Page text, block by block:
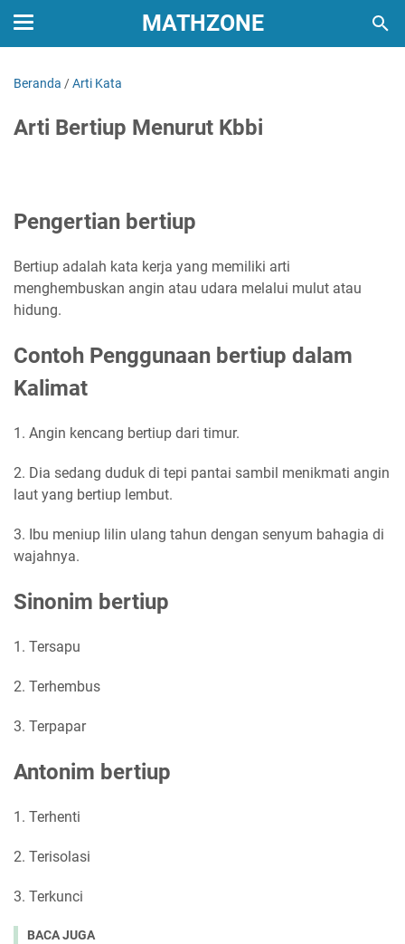
MATHZONE
Beranda /Arti Kata
Arti Bertiup Menurut Kbbi
Pengertian bertiup
Bertiup adalah kata kerja yang memiliki arti
menghembuskan angin atau udara melalui mulut atau
hidung.
Contoh Penggunaan bertiup dalam
Kalimat
1. Angin kencang bertiup dari timur.
2. Dia sedang duduk di tepi pantai sambil menikmati angin
laut yang bertiup lembut.
3. Ibu meniup lilin ulang tahun dengan senyum bahagia di
wajahnya.
Sinonim bertiup
1. Tersapu
2. Terhembus
3. Terpapar
Antonim bertiup
1. Terhenti
2. Terisolasi
3. Terkunci
BACA JUGA